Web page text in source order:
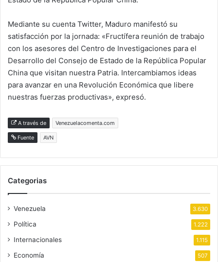
Mediante su cuenta Twitter, Maduro manifestó su
satisfacción por la jornada: «Fructífera reunión de trabajo
con los asesores del Centro de Investigaciones para el
Desarrollo del Consejo de Estado de la República Popular
China que visitan nuestra Patria. Intercambiamos ideas
para avanzar en una Revolución Económica que libere
nuestras fuerzas productivas», expresó.
A través de Venezuelacomenta.com
Fuente AVN
Categorias
Venezuela 3.630
Política 1.222
Internacionales 1.115
Economía 507